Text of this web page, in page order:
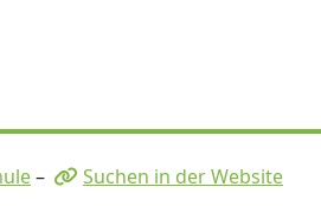
– Suchen in der Website